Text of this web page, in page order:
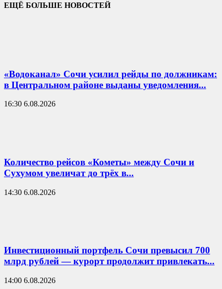
ЕЩЁ БОЛЬШЕ НОВОСТЕЙ
«Водоканал» Сочи усилил рейды по должникам:
в Центральном районе выданы уведомления...
16:30 6.08.2026
Количество рейсов «Кометы» между Сочи и
Сухумом увеличат до трёх в...
14:30 6.08.2026
Инвестиционный портфель Сочи превысил 700
млрд рублей — курорт продолжит привлекать...
14:00 6.08.2026